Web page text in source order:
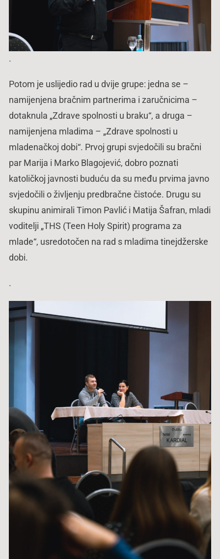
.
Potom je uslijedio rad u dvije grupe: jedna se –
namijenjena bračnim partnerima i zaručnicima –
dotaknula „Zdrave spolnosti u braku“, a druga –
namijenjena mladima – „Zdrave spolnosti u
mladenačkoj dobi“. Prvoj grupi svjedočili su bračni
par Marija i Marko Blagojević, dobro poznati
katoličkoj javnosti buduću da su među prvima javno
svjedočili o življenju predbračne čistoće. Drugu su
skupinu animirali Timon Pavlić i Matija Šafran, mladi
voditelji „THS (Teen Holy Spirit) programa za
mlade“, usredotočen na rad s mladima tinejdžerske
dobi.
.